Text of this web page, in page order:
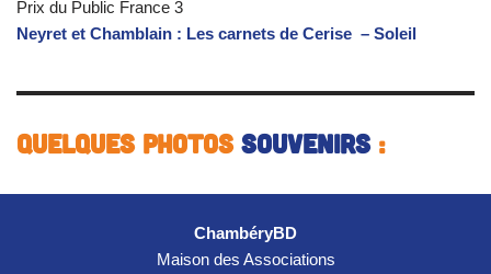
Prix du Public France 3
Neyret et Chamblain : Les carnets de Cerise – Soleil
Quelques photos souvenirs :
ChambéryBD
Maison des Associations